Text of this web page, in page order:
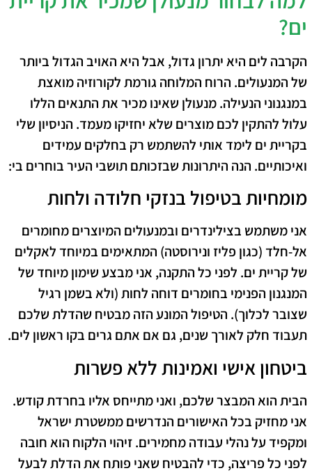
ים?
הקרבה לים היא יתרון גדול, אבל היא האויב הגדול ביותר
של המנעולים. הרוח המלוחה גורמת לקורוזיה מואצת
במנגנוני הנעילה. מנעולן שאינו מכיר את התנאים הללו
עלול להתקין לכם מוצרים שלא יחזיקו מעמד. הניסיון שלי
בקריית ים לימד אותי להשתמש רק בחלקים עמידים
ואיכותיים. הנה היתרונות שבזכותם תושבי העיר בוחרים בי:
מומחיות בטיפול בנזקי חלודה ולחות
אני משתמש בצילינדרים ובמנעולים המיוצרים מחומרים
אל-חלד (כגון פליז ונירוסטה) המתאימים במיוחד לאקלים
של קריית ים. לפני כל התקנה, אני מבצע שימון מיוחד של
המנגנון הפנימי בחומרים דוחה לחות (ולא בשמן רגיל
שצובר לכלוך). הטיפול המונע הזה מבטיח שהדלת שלכם
תעבוד חלק לאורך שנים, גם אם אתם גרים בקו ראשון לים.
ביטחון אישי ואמינות ללא פשרות
הבית הוא המבצר שלכם, ואני מתייחס אליו בחרדת קודש.
אני מחזיק בכל האישורים הנדרשים ממשטרת ישראל
ומקפיד על נהלי עבודה מחמירים. זיהוי הלקוח הוא חובה
לפני כל פריצה, כדי להבטיח שאני פותח את הדלת לבעל